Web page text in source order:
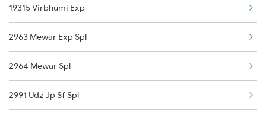
22307 Hwh Bkn Express
2093 Puri Ju Spl
2094 Ju Puri Sf Spl
2215 Bdts G Rath Spl
19315 Virbhumi Exp
2963 Mewar Exp Spl
2964 Mewar Spl
2991 Udz Jp Sf Spl